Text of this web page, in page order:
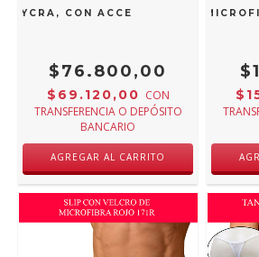
LYCRA, CON ACCESORIO CENTRAL
$76.800,00
$69.120,00 CON
TRANSFERENCIA O DEPÓSITO
BANCARIO
AGREGAR AL CARRITO
PASIONEL SUSPENSOR DE